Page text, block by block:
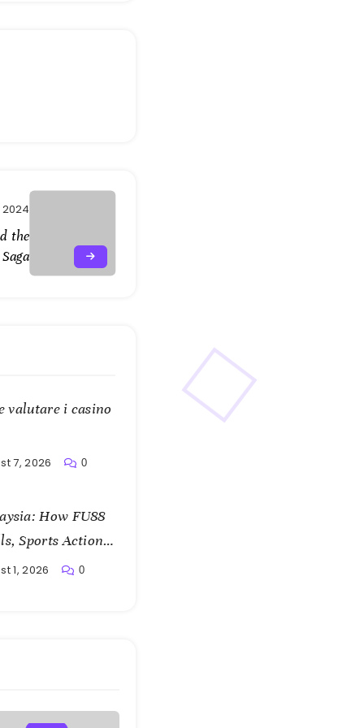
the
valutare i casino
7, 2026 0
How FU88
Sports Action,
1, 2026 0